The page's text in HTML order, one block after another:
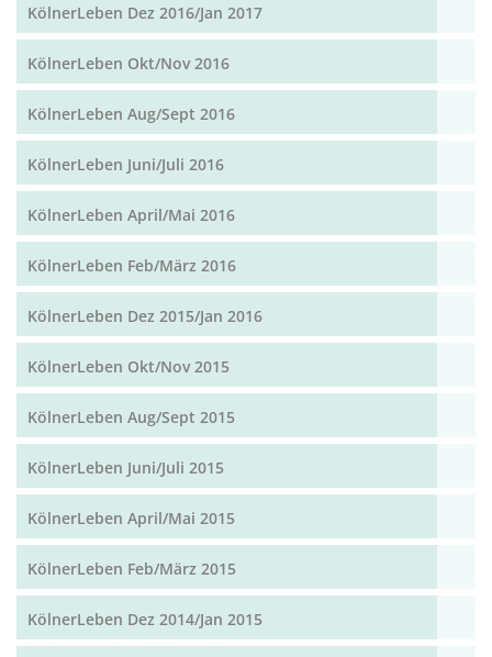
KölnerLeben Dez 2016/Jan 2017
KölnerLeben Okt/Nov 2016
KölnerLeben Aug/Sept 2016
KölnerLeben Juni/Juli 2016
KölnerLeben April/Mai 2016
KölnerLeben Feb/März 2016
KölnerLeben Dez 2015/Jan 2016
KölnerLeben Okt/Nov 2015
KölnerLeben Aug/Sept 2015
KölnerLeben Juni/Juli 2015
KölnerLeben April/Mai 2015
KölnerLeben Feb/März 2015
KölnerLeben Dez 2014/Jan 2015